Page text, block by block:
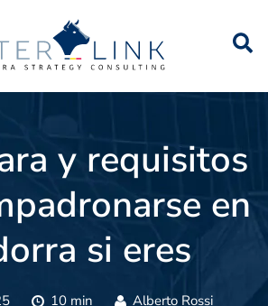
y requisitos
en
si eres
de la UE
10 min Alberto Rossi